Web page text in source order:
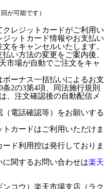
が可能です）
レジットカードがご利用い
ットカード情報やお支払い
をキャンセルいたします。
い方法の変更をご案内後、
市場が自動でご注文をキャ
ーナス一括払いによるお支
2の3第4項、同法施行規則
、注文確認後の自動配信メ
電話確認等）をお願いする
カードはご利用いただけま
ド利用控は発行しておりま
関するお問い合わせは楽天
ンコウ）楽天市場支店（ラク